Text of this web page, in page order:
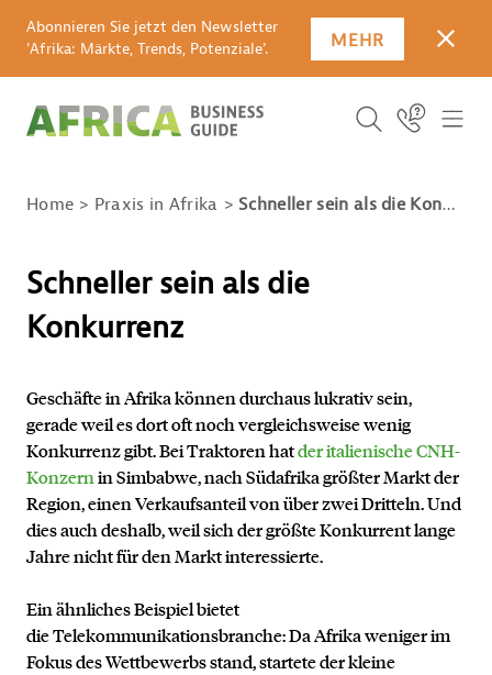
Abonnieren Sie jetzt den Newsletter
'Afrika: Märkte, Trends, Potenziale'.
MEHR
ICON
SUCHBEGRIFF
SUCHEN
Icon Link
Home Praxis in Afrika Schneller sein als die Konkurrenz
Schneller sein als die
Konkurrenz
Geschäfte in Afrika können durchaus lukrativ sein,
gerade weil es dort oft noch vergleichsweise wenig
Konkurrenz gibt. Bei Traktoren hatder italienische CNH-
Konzernin Simbabwe, nach Südafrika größter Markt der
Region, einen Verkaufsanteil von über zwei Dritteln. Und
dies auch deshalb, weil sich der größte Konkurrent lange
Jahre nicht für den Markt interessierte.
Ein ähnliches Beispiel bietet
die Telekommunikationsbranche: Da Afrika weniger im
Fokus des Wettbewerbs stand, startete der kleine